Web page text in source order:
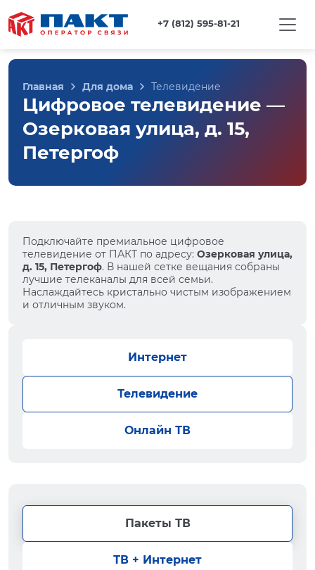
+7 (812) 595-81-21
Главная Для дома Телевидение
Цифровое телевидение —
Озерковая улица, д. 15,
Петергоф
Подключайте премиальное цифровое
телевидение от ПАКТ по адресу: Озерковая улица,
д. 15, Петергоф. В нашей сетке вещания собраны
лучшие телеканалы для всей семьи.
Наслаждайтесь кристально чистым изображением
и отличным звуком.
Интернет
Телевидение
Онлайн ТВ
Пакеты ТВ
ТВ + Интернет